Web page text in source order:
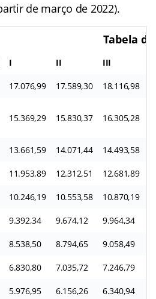
de março de 2022).
Tabela
I II III
17.076,99 17.589,30 18.116,98
15.369,29 15.830,37 16.305,28
13.661,59 14.071,44 14.493,58
11.953,89 12.312,51 12.681,89
10.246,19 10.553,58 10.870,19
9.392,34 9.674,12 9.964,34
8.538,50 8.794,65 9.058,49
6.830,80 7.035,72 7.246,79
5.976,95 6.156,26 6.340,94